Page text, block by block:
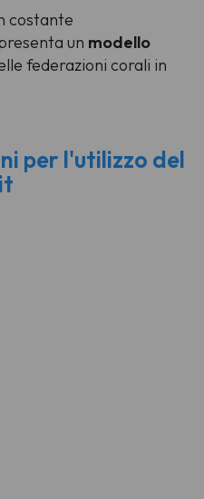
costante
un modello
federazioni corali in
per l'utilizzo del